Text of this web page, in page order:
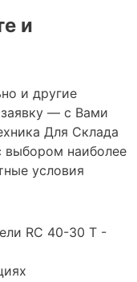
и
и другие
— с Вами
Для Склада
наиболее
условия
RC 40-30 T -